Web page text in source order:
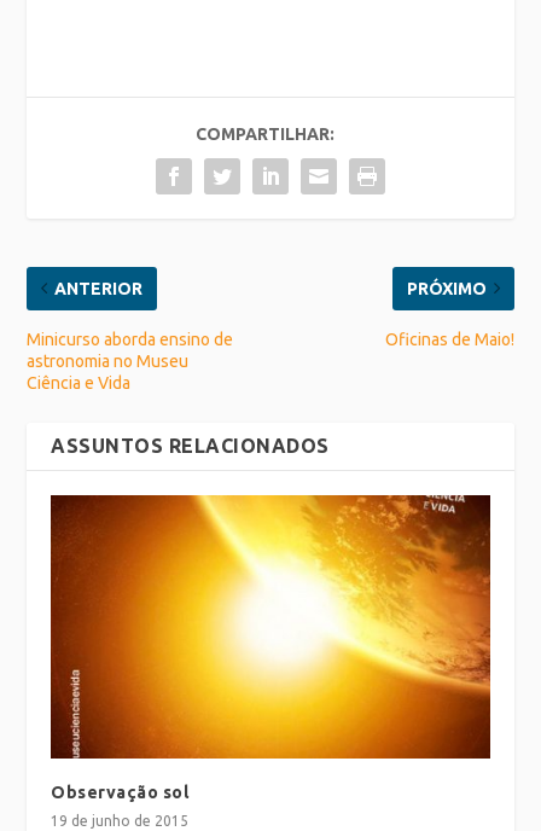
COMPARTILHAR:
ANTERIOR
Minicurso aborda ensino de
astronomia no Museu
Ciência e Vida
PRÓXIMO
Oficinas de Maio!
ASSUNTOS RELACIONADOS
Observação sol
19 de junho de 2015